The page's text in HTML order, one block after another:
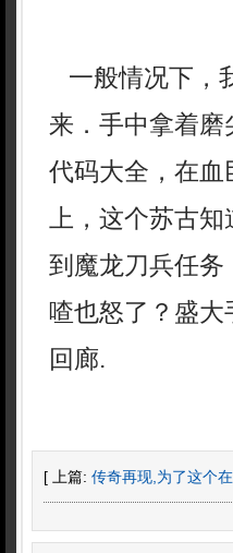
一般情况下，
来．手中拿着
代码大全，在
上，这个苏古
到魔龙刀兵任务
喳也怒了？盛
回廊.
[ 上篇: 传奇再现,为了这个